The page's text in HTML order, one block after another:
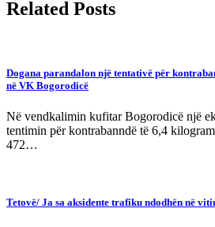
Related Posts
Dogana parandalon një tentativë për
në VK Bogorodicë
Në vendkalimin kufitar Bogorodicë një
tentimin për kontrabanndë të 6,4
472…
Tetovë/ Ja sa aksidente trafiku ndodhën në